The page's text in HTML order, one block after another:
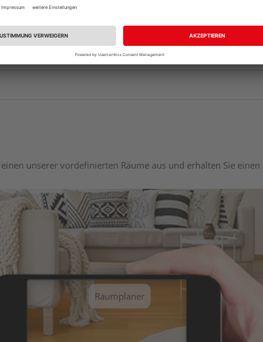
unserer vordefinierten Räume aus und erhalten Sie
Raumplaner